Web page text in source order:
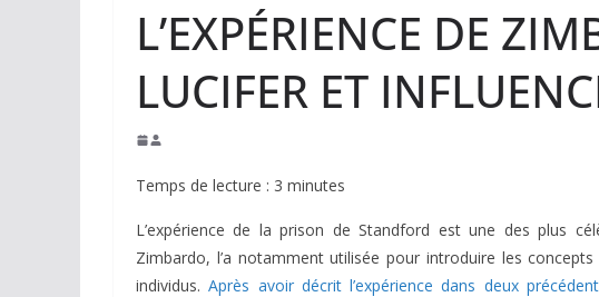
L’EXPÉRIENCE DE
LUCIFER ET
Temps de lecture : 3 minutes
L’expérience de la prison de Standford est une des plus
Zimbardo, l’a notamment utilisée pour introduire les
individus.Après avoir décrit l’expérience dans deux